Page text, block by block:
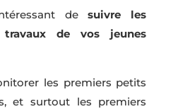
desuivre les
de vos jeunes
les premiers petits
et surtout les premiers